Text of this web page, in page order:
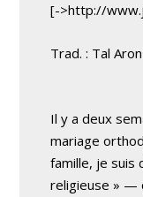
[->http://
Trad. : Tal
Il y a deux
mariage
famille, je suis
religieuse » —